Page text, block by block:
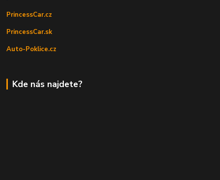
PrincessCar.cz
PrincessCar.sk
Auto-Poklice.cz
Kde nás najdete?